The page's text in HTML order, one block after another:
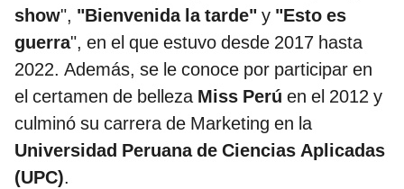
show", "Bienvenida la tarde" y "Esto es
guerra", en el que estuvo desde 2017 hasta
2022. Además, se le conoce por participar en
el certamen de belleza Miss Perú en el 2012 y
culminó su carrera de Marketing en la
Universidad Peruana de Ciencias Aplicadas
(UPC).